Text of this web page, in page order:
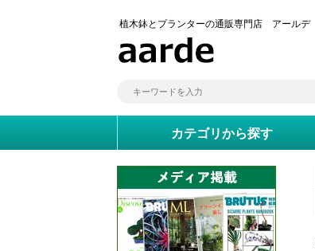
植木鉢とプランターの通販専門店 アールデ
カテゴリから探す